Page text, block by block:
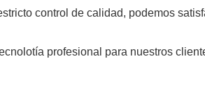
control de calidad, podemos
profesional para nuestros